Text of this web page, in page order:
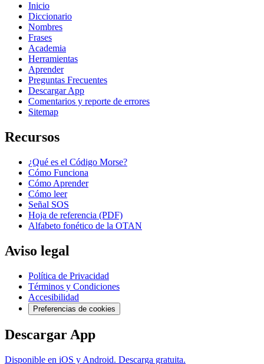
Inicio
Diccionario
Nombres
Frases
Academia
Herramientas
Aprender
Preguntas Frecuentes
Descargar App
Comentarios y reporte de errores
Sitemap
Recursos
¿Qué es el Código Morse?
Cómo Funciona
Cómo Aprender
Cómo leer
Señal SOS
Hoja de referencia (PDF)
Alfabeto fonético de la OTAN
Aviso legal
Política de Privacidad
Términos y Condiciones
Accesibilidad
Preferencias de cookies
Descargar App
Disponible en iOS y Android. Descarga gratuita.